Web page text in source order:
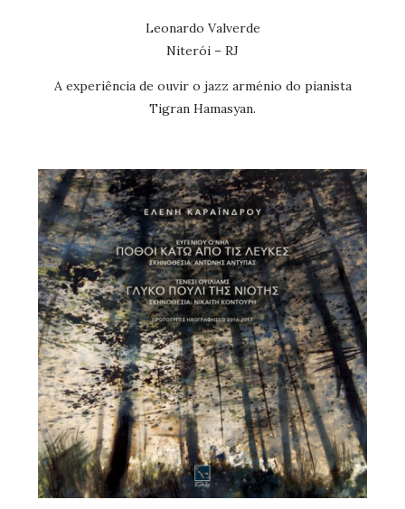
Leonardo Valverde
Niterói – RJ
A experiência de ouvir o jazz arménio do pianista
Tigran Hamasyan.